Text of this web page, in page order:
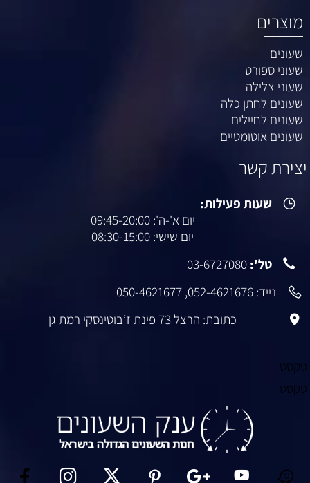
מוצרים
שעונים
שעוני ספורט
שעוני צלילה
שעונים לחתן כלה
שעונים לחיילים
שעונים אוטומטיים
יצירת קשר
שעות פעילות:
יום א'-ה': 09:45-20:00
יום שישי: 08:30-15:00
טל': 03-6727080
נייד: 052-4621676
,
050-4621677
כתובת: הרצל 73 פינת ז’בוטינסקי רמת גן
טקסט
טקסט